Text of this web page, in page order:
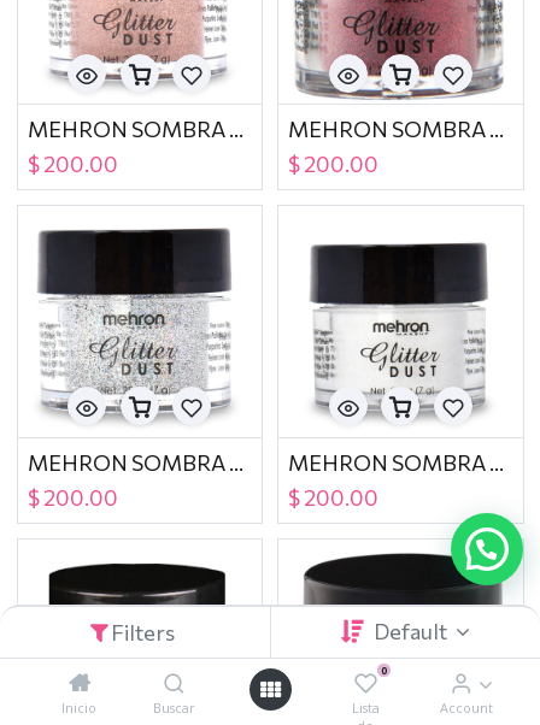
Filters Default
Inicio Buscar
0
Lista
Account
MEHRON SOMBRA GLITTER DUST COPPER
$200.00
MEHRON SOMBRA GLITTER DUST DYNAMITE RED CARDED
$200.00
MEHRON SOMBRA GLITTER DUST HOLOGRAPHIC SILVER CARDED
$200.00
MEHRON SOMBRA GLITTER DUST OPALESCENT WHITE CARDED
$200.00